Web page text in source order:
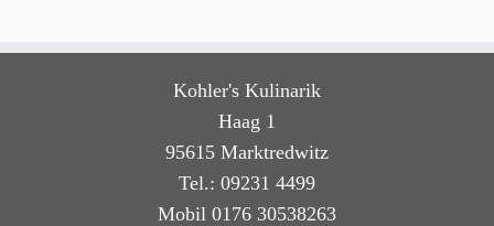
Kohler's Kulinarik
Haag 1
95615 Marktredwitz
Tel.: 09231 4499
Mobil 0176 30538263